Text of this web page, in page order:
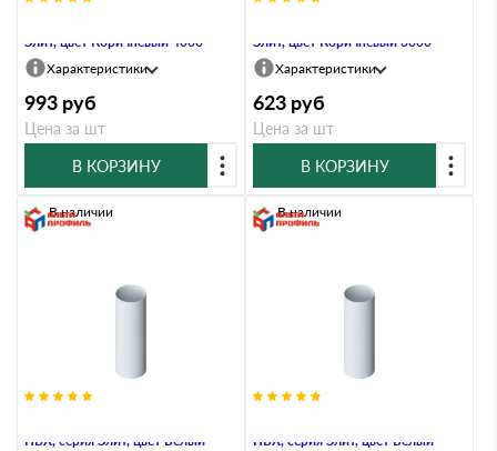
Элит, цвет Коричневый 4000
Характеристики
993 руб
Цена за шт
В КОРЗИНУ
Элит, цвет Коричневый 3000
Характеристики
623 руб
Цена за шт
В КОРЗИНУ
ПВХ, серия Элит, цвет Белый
В наличии
ПВХ, серия Элит, цвет Белый
В наличии